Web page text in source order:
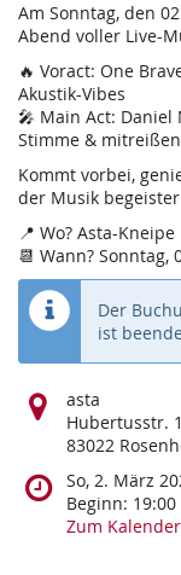
Am Sonntag, den
Abend voller Live-
🔥 Voract: One
Akustik-Vibes
🎤 Main Act:
Stimme &
Kommt vorbei,
der Musik
📍 Wo? Asta-Kneipe
📆 Wann? Sonntag,
Der
ist
Wo
findet
diese
statt?
asta
Hubertusstr. 1
83022
Wann
findet
diese
So, 2. März
Beginn: 19:00
Zum